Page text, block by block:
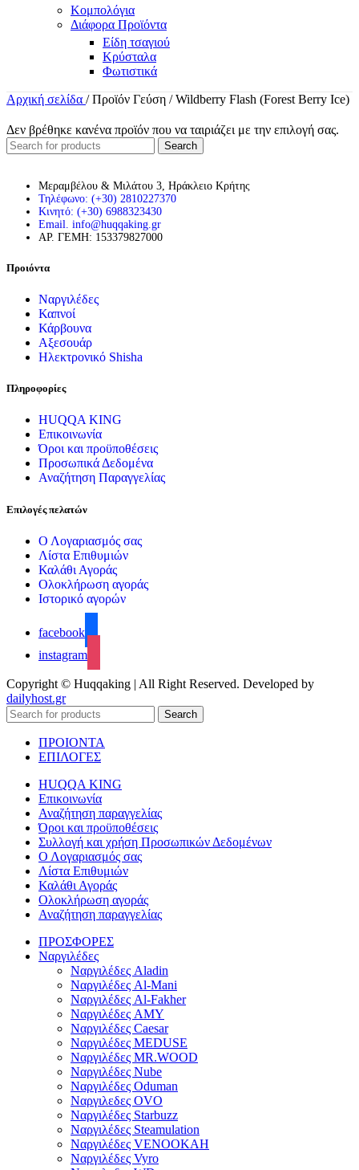
Κομπολόγια
Διάφορα Προϊόντα
Είδη τσαγιού
Κρύσταλα
Φωτιστικά
Αρχική σελίδα / Προϊόν Γεύση / Wildberry Flash (Forest Berry Ice)
Δεν βρέθηκε κανένα προϊόν που να ταιριάζει με την επιλογή σας.
Search
Μεραμβέλου & Μιλάτου 3, Ηράκλειο Κρήτης
Τηλέφωνο: (+30) 2810227370
Κινητό: (+30) 6988323430
Email. info@huqqaking.gr
ΑΡ. ΓΕΜΗ: 153379827000
Προιόντα
Ναργιλέδες
Καπνοί
Κάρβουνα
Αξεσουάρ
Ηλεκτρονικό Shisha
Πληροφορίες
HUQQA KING
Επικοινωνία
Όροι και προϋποθέσεις
Προσωπικά Δεδομένα
Αναζήτηση Παραγγελίας
Επιλογές πελατών
Ο Λογαριασμός σας
Λίστα Επιθυμιών
Καλάθι Αγοράς
Ολοκλήρωση αγοράς
Ιστορικό αγορών
facebook
instagram
Copyright © Huqqaking | All Right Reserved. Developed by
dailyhost.gr
Search
ΠΡΟΙΟΝΤΑ
ΕΠΙΛΟΓΕΣ
HUQQA KING
Επικοινωνία
Αναζήτηση παραγγελίας
Όροι και προϋποθέσεις
Συλλογή και χρήση Προσωπικών Δεδομένων
Ο Λογαριασμός σας
Λίστα Επιθυμιών
Καλάθι Αγοράς
Ολοκλήρωση αγοράς
Αναζήτηση παραγγελίας
ΠΡΟΣΦΟΡΕΣ
Ναργιλέδες
Ναργιλέδες Aladin
Ναργιλέδες Al-Mani
Ναργιλέδες Al-Fakher
Ναργιλέδες AΜΥ
Ναργιλέδες Caesar
Ναργιλέδες MEDUSE
Ναργιλέδες MR.WOOD
Ναργιλέδες Nube
Ναργιλέδες Oduman
Ναργιλεδες OVO
Ναργιλέδες Starbuzz
Ναργιλέδες Steamulation
Ναργιλέδες VENOOKAH
Ναργιλέδες Vyro